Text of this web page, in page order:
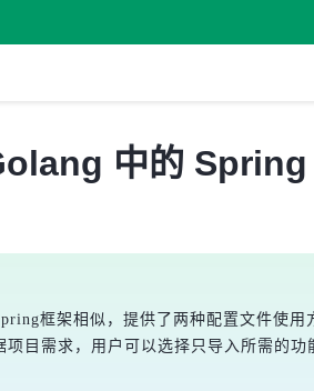
中的 Spring
框架相似，提供了两种配置文件使
目需求，用户可以选择只导入所需的